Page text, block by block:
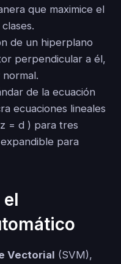
que maximice el
de un hiperplano
perpendicular a él,
de la ecuación
ecuaciones lineales
= d ) para tres
para
Vectorial (SVM),